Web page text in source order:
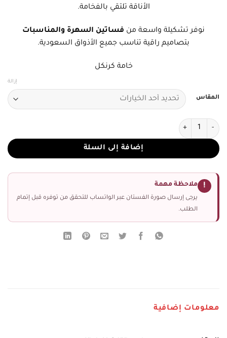
الأناقة تلتقي بالفخامة.
نوفر تشكيلة واسعة من فساتين السهرة والمناسبات
بتصاميم راقية تناسب جميع الأذواق السعودية.
خامة كرنكل
المقاس
إزالة
كمية فستان سهرة لون بني
إضافة إلى السلة
! ملاحظة مهمة
يرجى إرسال صورة الفستان عبر الواتساب للتحقق من توفره قبل إتمام
الطلب.
معلومات إضافية